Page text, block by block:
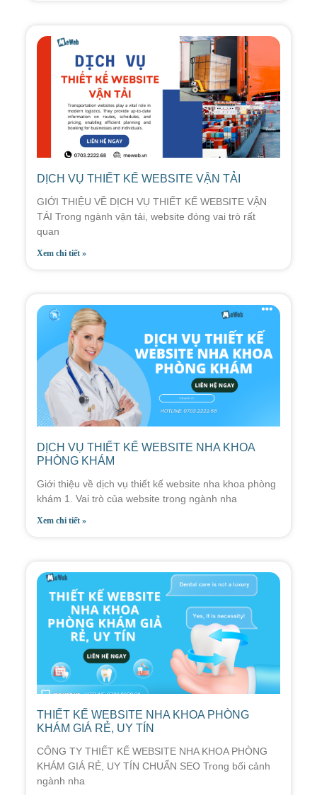
DỊCH VỤ THIẾT KẾ WEBSITE VẬN TẢI
GIỚI THIỆU VỀ DỊCH VỤ THIẾT KẾ WEBSITE VẬN
TẢI Trong ngành vận tải, website đóng vai trò rất
quan
Xem chi tiết »
DỊCH VỤ THIẾT KẾ WEBSITE NHA KHOA
PHÒNG KHÁM
Giới thiệu về dịch vụ thiết kế website nha khoa phòng
khám 1. Vai trò của website trong ngành nha
Xem chi tiết »
THIẾT KẾ WEBSITE NHA KHOA PHÒNG
KHÁM GIÁ RẺ, UY TÍN
CÔNG TY THIẾT KẾ WEBSITE NHA KHOA PHÒNG
KHÁM GIÁ RẺ, UY TÍN CHUẨN SEO Trong bối cảnh
ngành nha